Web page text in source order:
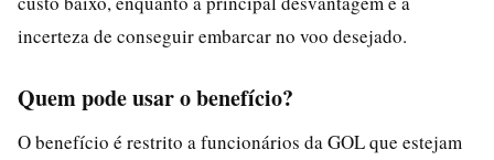
incerteza de conseguir embarcar no voo desejado.
Quem pode usar o benefício?
O benefício é restrito a funcionários da GOL que estejam